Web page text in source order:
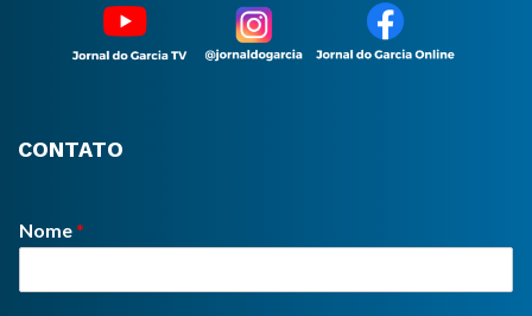
CONTATO
Nome*